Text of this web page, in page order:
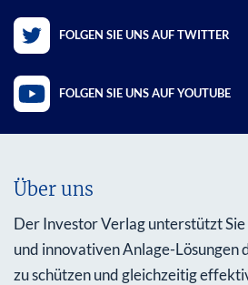
FOLGEN SIE UNS AUF TWITTER
FOLGEN SIE UNS AUF YOUTUBE
Über uns
Der Investor Verlag unterstützt
und innovativen Anlage-Lösungen
zu schützen und gleichzeitig